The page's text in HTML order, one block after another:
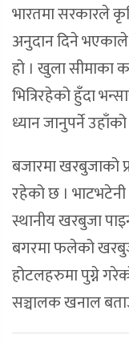
भारतमा सरकारले
अनुदान दिने
हो । खुला सीमाका
भित्रिरहेको हुँदा
ध्यान जानुपर्ने
बजारमा खरबुजाको
रहेको छ । भाटभटेनी
स्थानीय खरबुजा
बगरमा फलेको
होटलहरुमा पुग्ने
सञ्चालक खनाल